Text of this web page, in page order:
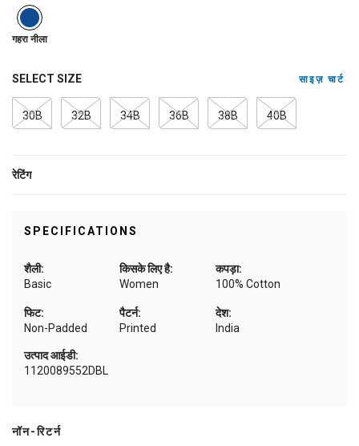
selected
गहरा नीला
SELECT SIZE साइज़ चार्ट
30B 32B 34B 36B 38B 40B
रेटिंग
SPECIFICATIONS
शैली:
Basic
किसके लिए है:
Women
कपड़ा:
100% Cotton
फिट:
Non-Padded
पैटर्न:
Printed
देश:
India
उत्पाद आईडी:
1120089552DBL
नॉन-रिटर्न